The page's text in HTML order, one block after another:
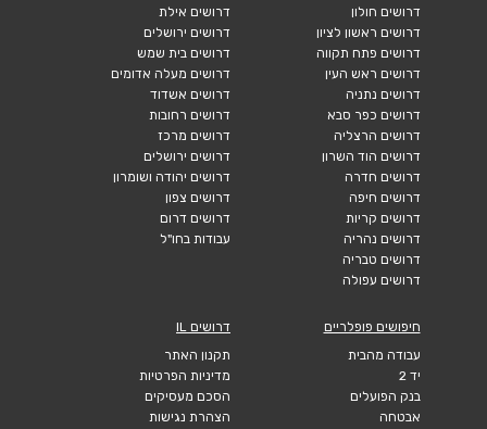
דרושים חולון
דרושים ראשון לציון
דרושים פתח תקווה
דרושים ראש העין
דרושים נתניה
דרושים כפר סבא
דרושים הרצליה
דרושים הוד השרון
דרושים חדרה
דרושים חיפה
דרושים קריות
דרושים נהריה
דרושים טבריה
דרושים עפולה
דרושים אילת
דרושים ירושלים
דרושים בית שמש
דרושים מעלה אדומים
דרושים אשדוד
דרושים רחובות
דרושים מרכז
דרושים ירושלים
דרושים יהודה ושומרון
דרושים צפון
דרושים דרום
עבודות בחו"ל
חיפושים פופלריים
עבודה מהבית
יד 2
בנק הפועלים
אבטחה
דרושים IL
תקנון האתר
מדיניות הפרטיות
הסכם מעסיקים
הצהרת נגישות